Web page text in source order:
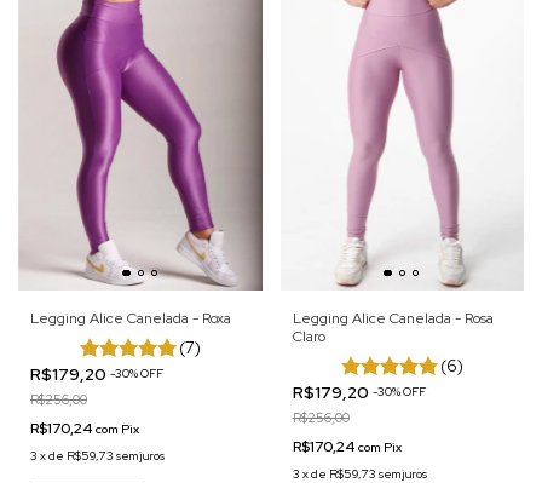
Legging Alice Canelada - Roxa
(7)
R$179,20 -30%OFF
R$256,00
R$170,24 com Pix
3 xde R$59,73 sem juros
Legging Alice Canelada - Rosa
Claro
(6)
R$179,20 -30%OFF
R$256,00
R$170,24 com Pix
3 xde R$59,73 sem juros